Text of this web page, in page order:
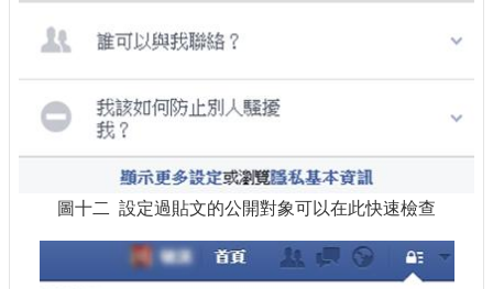
圖十二 設定過貼文的公開對象可以在此快速檢查